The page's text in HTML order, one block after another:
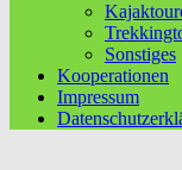
Sonstiges
Kooperationen
Impressum